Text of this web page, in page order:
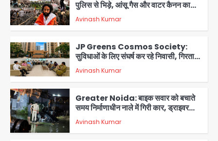
2
पुलिस से भिड़े, आंसू गैस और वाटर कैनन का
इस्तेमाल
Avinash Kumar
3
JP Greens Cosmos Society:
सुविधाओं के लिए संघर्ष कर रहे निवासी, गिरता
प्लास्टर और कमजोर सुरक्षा बनी बड़ी चुनौती
Avinash Kumar
4
Greater Noida: बाइक सवार को बचाते
समय निर्माणाधीन नाले में गिरी कार, ड्राइवर
बाल-बाल बचा
Avinash Kumar